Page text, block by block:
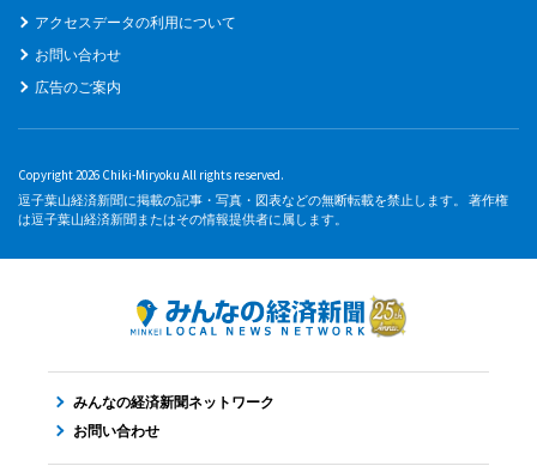
アクセスデータの利用について
お問い合わせ
広告のご案内
Copyright 2026 Chiki-Miryoku All rights reserved.
逗子葉山経済新聞に掲載の記事・写真・図表などの無断転載を禁止します。 著作権
は逗子葉山経済新聞またはその情報提供者に属します。
みんなの経済新聞ネットワーク
お問い合わせ